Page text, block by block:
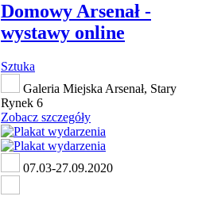
Domowy Arsenał -
wystawy online
Sztuka
Galeria Miejska Arsenał, Stary
Rynek 6
Zobacz szczegóły
07.03-27.09.2020